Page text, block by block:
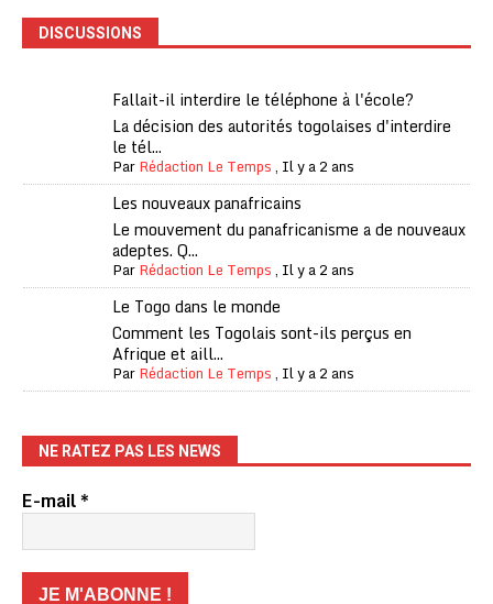
DISCUSSIONS
Fallait-il interdire le téléphone à l'école?
La décision des autorités togolaises d'interdire
le tél...
ParRédaction Le Temps, Il y a 2 ans
Les nouveaux panafricains
Le mouvement du panafricanisme a de nouveaux
adeptes. Q...
ParRédaction Le Temps, Il y a 2 ans
Le Togo dans le monde
Comment les Togolais sont-ils perçus en
Afrique et aill...
ParRédaction Le Temps, Il y a 2 ans
NE RATEZ PAS LES NEWS
E-mail*